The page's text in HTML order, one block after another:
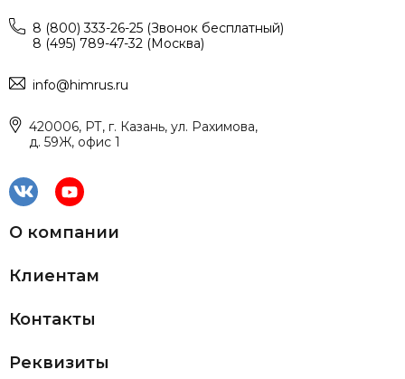
8 (800) 333-26-25 (Звонок бесплатный)
8 (495) 789-47-32 (Москва)
info@himrus.ru
420006, РТ, г. Казань, ул. Рахимова,
д. 59Ж, офис 1
О компании
Клиентам
Контакты
Реквизиты